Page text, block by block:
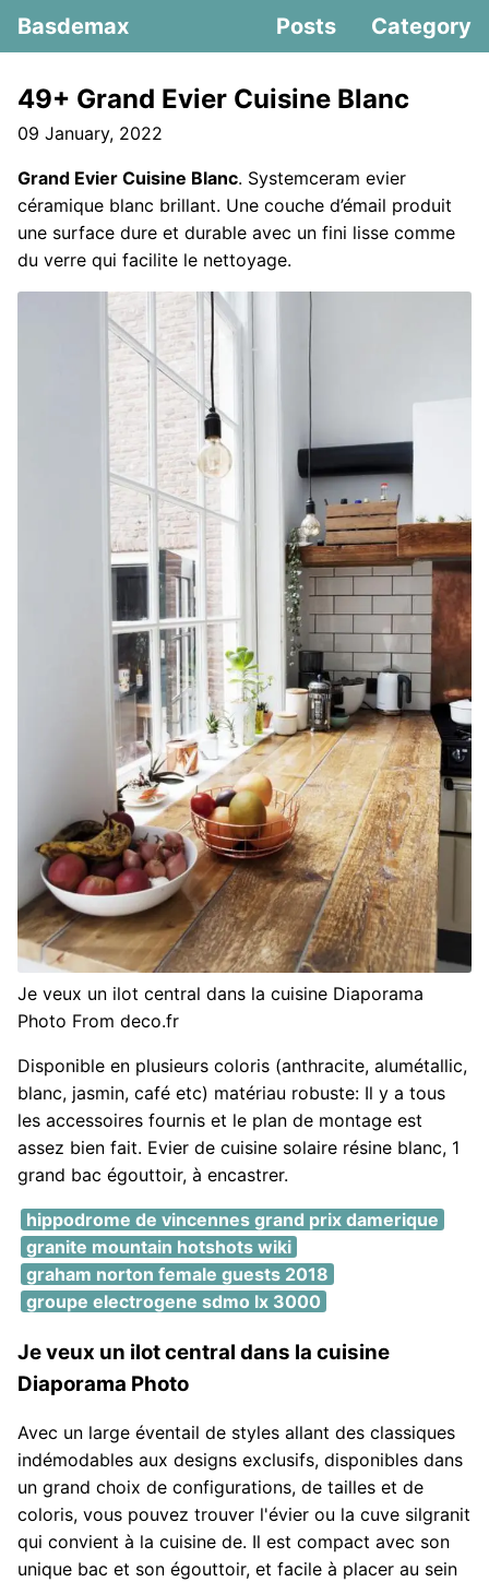
Basdemax Posts Category
49+ Grand Evier Cuisine Blanc
09 January, 2022
Grand Evier Cuisine Blanc. Systemceram evier
céramique blanc brillant. Une couche d’émail produit
une surface dure et durable avec un fini lisse comme
du verre qui facilite le nettoyage.
Je veux un ilot central dans la cuisine Diaporama
Photo From deco.fr
Disponible en plusieurs coloris (anthracite, alumétallic,
blanc, jasmin, café etc) matériau robuste: Il y a tous
les accessoires fournis et le plan de montage est
assez bien fait. Evier de cuisine solaire résine blanc, 1
grand bac égouttoir, à encastrer.
hippodrome de vincennes grand prix damerique
granite mountain hotshots wiki
graham norton female guests 2018
groupe electrogene sdmo lx 3000
Je veux un ilot central dans la cuisine
Diaporama Photo
Avec un large éventail de styles allant des classiques
indémodables aux designs exclusifs, disponibles dans
un grand choix de configurations, de tailles et de
coloris, vous pouvez trouver l'évier ou la cuve silgranit
qui convient à la cuisine de. Il est compact avec son
unique bac et son égouttoir, et facile à placer au sein